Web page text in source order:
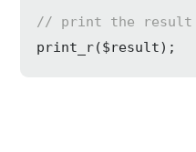
// print the result
print_r($result);